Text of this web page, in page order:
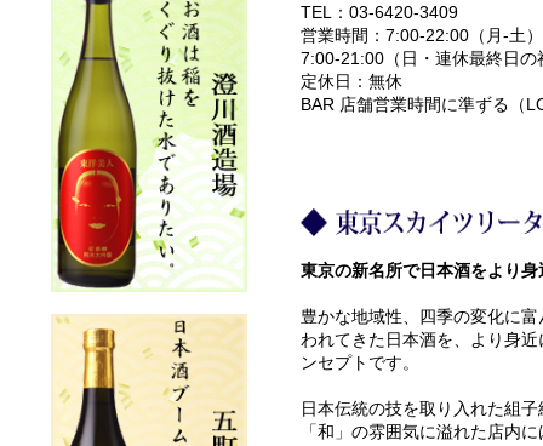
TEL：03-6420-3409
営業時間：7:00-22:00（月-土）
7:00-21:00（日・連休最終日の
定休日：無休
BAR 店舗営業時間に準ずる（
東京の新名所で日本酒をより身
豊かな地域性、四季の変化に
われてきた日本酒を、より身
ンセプトです。
日本伝統の技を取り入れた組
「和」の雰囲気に溢れた店内